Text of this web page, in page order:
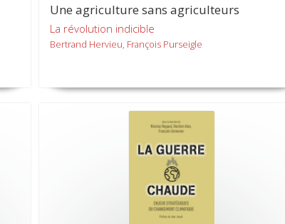
Une agriculture sans agriculteurs
La révolution indicible
Bertrand Hervieu, François Purseigle